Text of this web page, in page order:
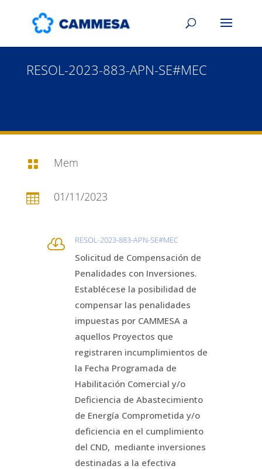
RESOL-2023-883-APN-SE#MEC
 Mem
 01/11/2023
 RESOL-2023-883-APN-SE#MEC
Solicitud de Compensación de
Penalidades con Inversiones.
Establécese la posibilidad de
compensar las penalidades
impuestas por CAMMESA a
aquellos Proyectos que
registraren incumplimientos de
la Fecha Programada de
Habilitación Comercial y/o
Deficiencia de Abastecimiento
de Energía Comprometida y/o
deficiencia en el cumplimiento
del CND, mediante inversiones
destinadas a la efectiva